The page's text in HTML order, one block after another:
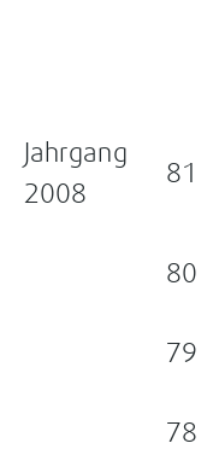
Jahrgang
2008
81
80
79
78